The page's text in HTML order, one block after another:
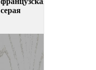
серая